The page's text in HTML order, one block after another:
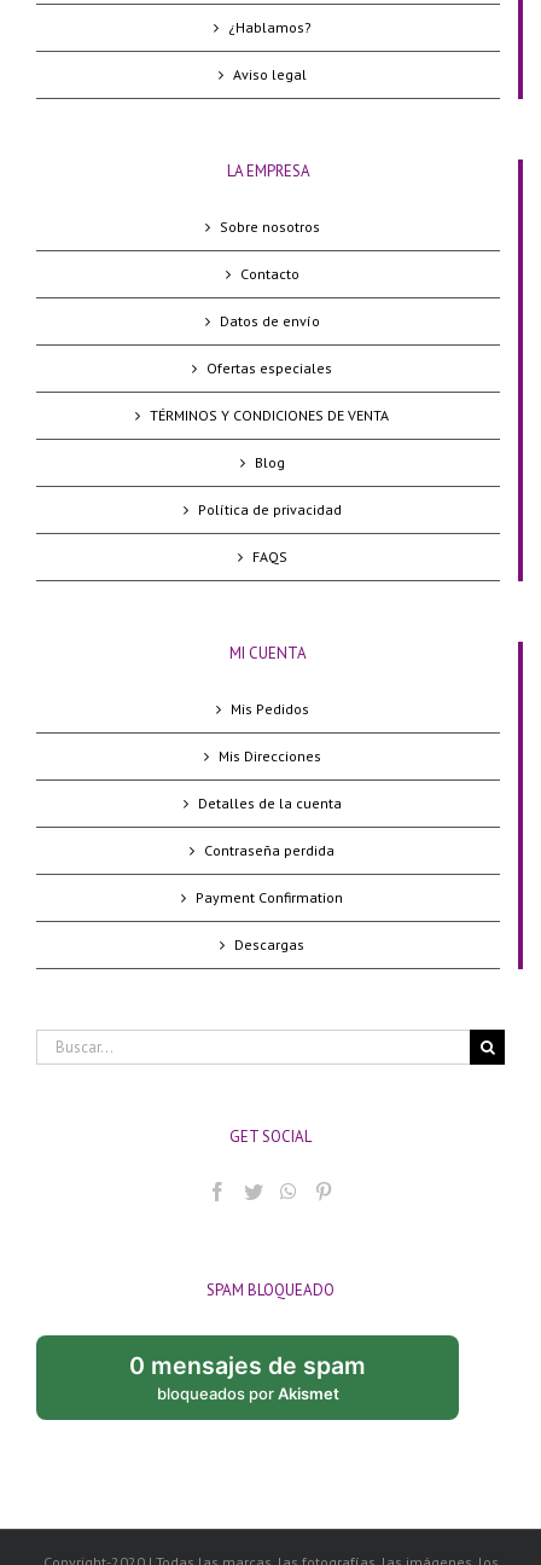
¿Hablamos?
Aviso legal
LA EMPRESA
Sobre nosotros
Contacto
Datos de envío
Ofertas especiales
TÉRMINOS Y CONDICIONES DE VENTA
Blog
Política de privacidad
FAQS
MI CUENTA
Mis Pedidos
Mis Direcciones
Detalles de la cuenta
Contraseña perdida
Payment Confirmation
Descargas
Buscar:
GET SOCIAL
SPAM BLOQUEADO
0 mensajes de spam
bloqueados porAkismet